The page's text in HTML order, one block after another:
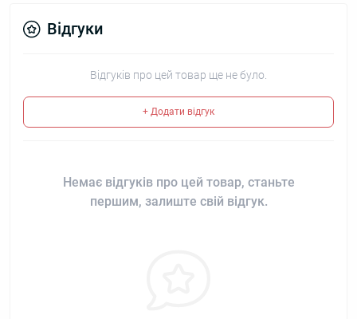
Відгуки
Відгуків про цей товар ще не було.
+ Додати відгук
Немає відгуків про цей товар, станьте
першим, залиште свій відгук.